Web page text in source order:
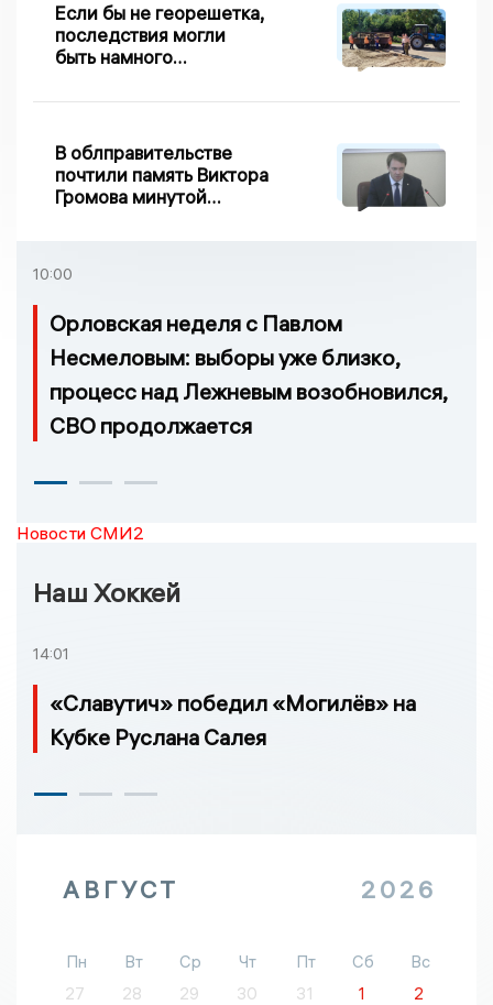
Если бы не георешетка,
последствия могли
быть намного
сходе песка на
В облправительстве
почтили память Виктора
Громова минутой
10:00
Орловская неделя с Павлом
Несмеловым: выборы уже близко,
процесс над Лежневым возобновился,
СВО продолжается
Новости СМИ2
Наш Хоккей
14:01
«Славутич» победил «Могилёв» на
Кубке Руслана Салея
АВГУСТ 2026
Пн Вт Ср Чт Пт Сб
Вс
27
28 29 30 31 1
2